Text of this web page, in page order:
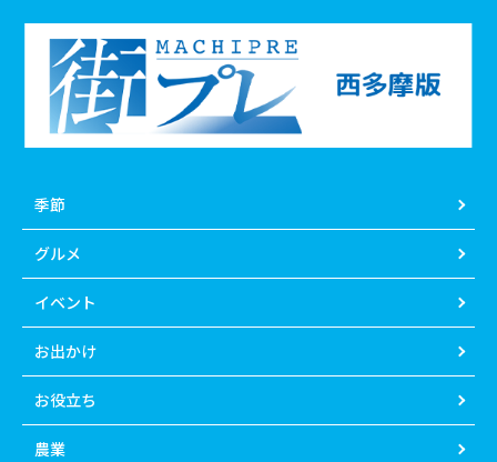
季節
グルメ
イベント
お出かけ
お役立ち
農業